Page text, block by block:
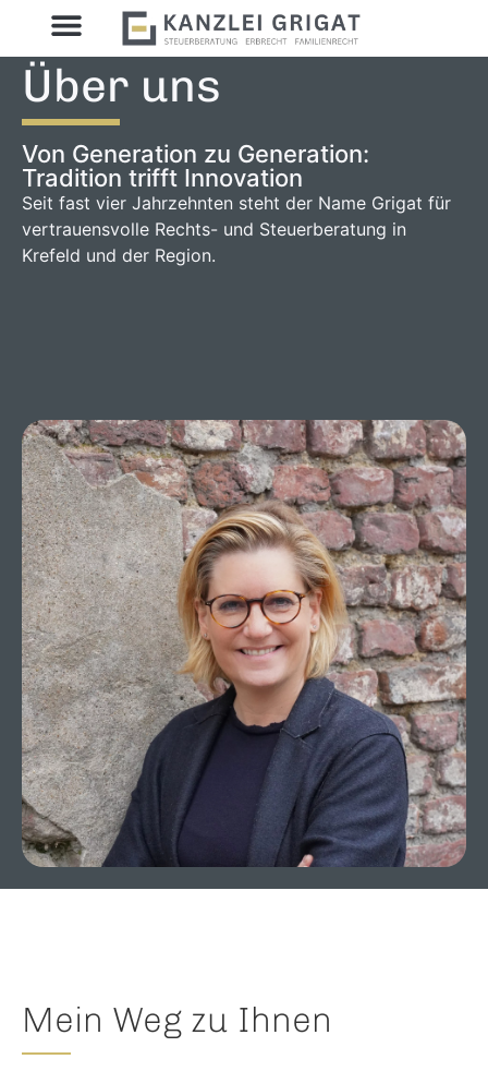
Über uns
Von Generation zu Generation:
Tradition trifft Innovation
Seit fast vier Jahrzehnten steht der Name Grigat für
vertrauensvolle Rechts- und Steuerberatung in
Krefeld und der Region.
Mein Weg zu Ihnen